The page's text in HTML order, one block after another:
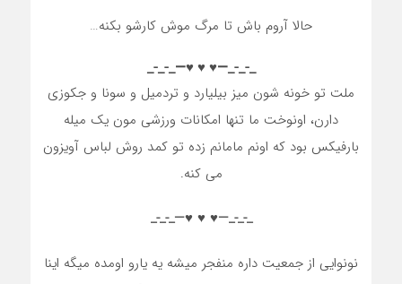
حالا آروم باش تا مرگ موش کارشو بکنه…
_-_-_—♥️ ♥️ ♥️—_-_-_
ملت تو خونه شون میز بیلیارد و تردمیل و سونا و جکوزی
دارن، اونوخت ما تنها امکانات ورزشی مون یک میله
بارفیکس بود که اونم مامانم زده تو کمد روش لباس آویزون
می کنه.
_-_-_—♥️ ♥️ ♥️—_-_-_
نونوایی از جمعیت داره منفجر میشه یه یارو اومده میگه اینا